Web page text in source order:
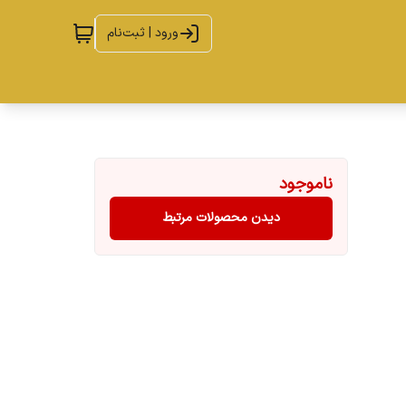
ورود | ثبت‌نام
ناموجود
دیدن محصولات مرتبط